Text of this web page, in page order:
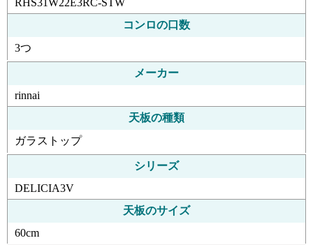
コンロの口数
3つ
メーカー
rinnai
天板の種類
ガラストップ
シリーズ
DELICIA3V
天板のサイズ
60cm